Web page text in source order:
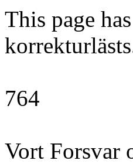
This page has
764
Vort Forsvar